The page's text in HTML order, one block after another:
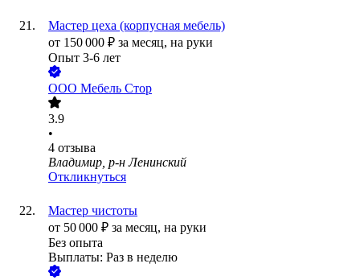
Мастер цеха (корпусная мебель)
от 150 000 ₽ за месяц, на руки
Опыт 3-6 лет
ООО Мебель Стор
3.9
•
4 отзыва
Владимир, р-н Ленинский
Откликнуться
Мастер чистоты
от 50 000 ₽ за месяц, на руки
Без опыта
Выплаты: Раз в неделю